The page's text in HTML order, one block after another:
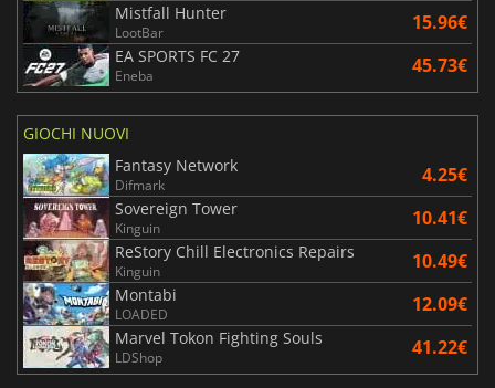
Mistfall Hunter
LootBar 15.96€
EA SPORTS FC 27
Eneba 45.73€
GIOCHI NUOVI
Fantasy Network
Difmark 4.25€
Sovereign Tower
Kinguin 10.41€
ReStory Chill Electronics Repairs
Kinguin 10.49€
Montabi
LOADED 12.09€
Marvel Tokon Fighting Souls
LDShop 41.22€